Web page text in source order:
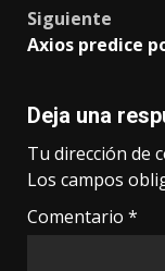
Siguiente
Axios predice
Deja una
Tu dirección de
Los campos
Comentario *